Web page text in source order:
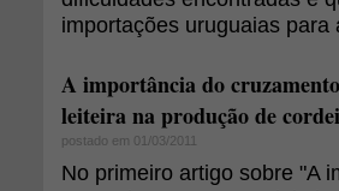
importações uruguaias
A importância do
leiteira na produção de
postado em 01/03/2011
No primeiro artigo sobre "A